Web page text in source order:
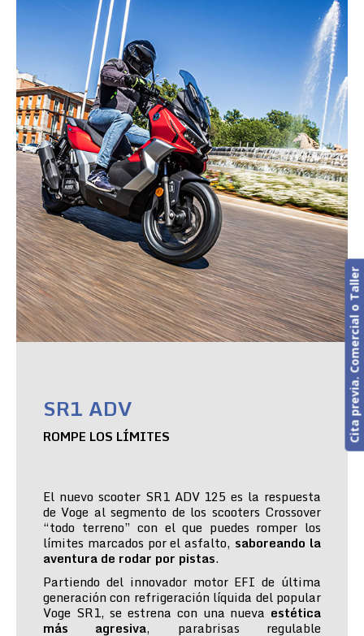
SR1 ADV
ROMPE LOS LÍMITES
El nuevo scooter SR1 ADV 125 es la respuesta
de Voge al segmento de los scooters Crossover
“todo terreno” con el que puedes romper los
límites marcados por el asfalto, saboreando la
aventura de rodar por pistas.
Partiendo del innovador motor EFI de última
generación con refrigeración líquida del popular
Voge SR1, se estrena con una nueva estética
más agresiva, parabrisas regulable
Cita previa. Comercial o Taller